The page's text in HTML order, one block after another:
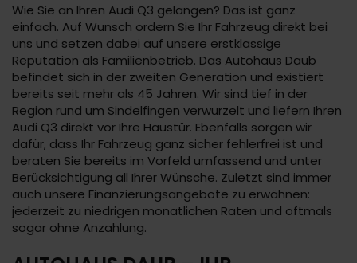
Wie Sie an Ihren Audi Q3 gelangen? Das ist ganz
einfach. Auf Wunsch ordern Sie Ihr Fahrzeug direkt bei
uns und setzen dabei auf unsere erstklassige
Reputation als Familienbetrieb. Das Autohaus Daub
befindet sich in der zweiten Generation und existiert
bereits seit mehr als 45 Jahren. Wir sind tief in der
Region rund um Sindelfingen verwurzelt und liefern Ihren
Audi Q3 direkt vor Ihre Haustür. Ebenfalls sorgen wir
dafür, dass Ihr Fahrzeug ganz sicher fehlerfrei ist und
beraten Sie bereits im Vorfeld umfassend und unter
Berücksichtigung all Ihrer Wünsche. Zuletzt sind immer
auch unsere Finanzierungsangebote zu erwähnen:
jederzeit zu niedrigen monatlichen Raten und oftmals
sogar ohne Anzahlung.